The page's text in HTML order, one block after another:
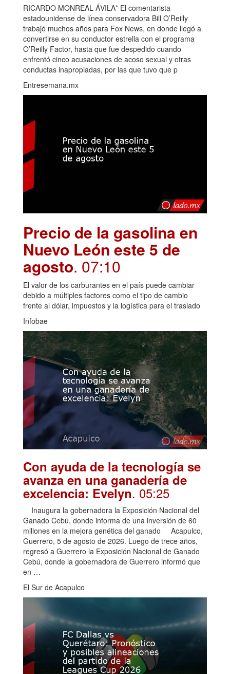
RICARDO MONREAL ÁVILA* El comentarista
estadounidense de línea conservadora Bill O’Reilly
trabajó muchos años para Fox News, en donde llegó a
convertirse en su conductor estrella con el programa
O’Reilly Factor, hasta que fue despedido cuando
enfrentó cinco acusaciones de acoso sexual y otras
conductas inapropiadas, por las que tuvo que p
Entresemana.mx
Precio de la gasolina en
Nuevo León este 5 de
agosto. 07:10
El valor de los carburantes en el país puede cambiar
debido a múltiples factores como el tipo de cambio
frente al dólar, impuestos y la logística para el traslado
Infobae
Con ayuda de la tecnología se
avanza en una ganadería de
excelencia: Evelyn. 05:25
Inaugura la gobernadora la Exposición Nacional del
Ganado Cebú, donde informa de una inversión de 60
millones en la mejora genética del ganado Acapulco,
Guerrero, 5 de agosto de 2026. Luego de trece años,
regresó a Guerrero la Exposición Nacional de Ganado
Cebú, donde la gobernadora de Guerrero informó que
en …
El Sur de Acapulco